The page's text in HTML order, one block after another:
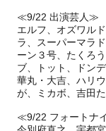
≪9/22 出演芸人≫
エルフ、オズワル
ラ、スーパーマラ
ーン３号、たくろ
ブ、トット、ドン
華丸・大吉、ハリ
が、ミカボ、吉田
≪9/22 フォートナ